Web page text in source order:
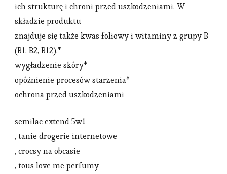
ich strukturę i chroni przed uszkodzeniami. W
składzie produktu
znajduje się także kwas foliowy i witaminy z grupy B
(B1, B2, B12).*
wygładzenie skóry*
opóźnienie procesów starzenia*
ochrona przed uszkodzeniami
semilac extend 5w1
, tanie drogerie internetowe
, crocsy na obcasie
, tous love me perfumy